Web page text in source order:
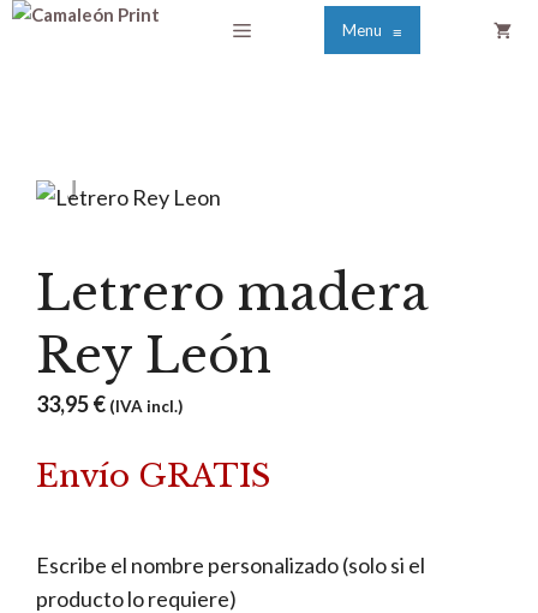
Saltar
Menú Menu ≡
Letrero madera
Rey León
33,95€ (IVA incl.)
Envío GRATIS
Escribe el nombre personalizado (solo si el
producto lo requiere)